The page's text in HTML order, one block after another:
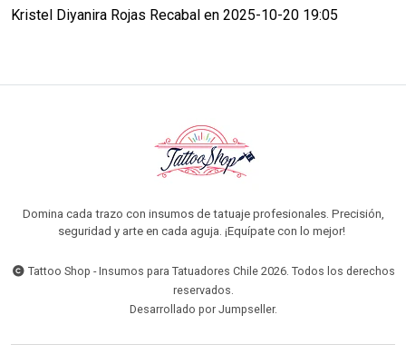
Kristel Diyanira Rojas Recabal en 2025-10-20 19:05
Domina cada trazo con insumos de tatuaje profesionales. Precisión,
seguridad y arte en cada aguja. ¡Equípate con lo mejor!
Tattoo Shop - Insumos para Tatuadores Chile 2026. Todos los derechos
reservados.
Desarrollado por Jumpseller.